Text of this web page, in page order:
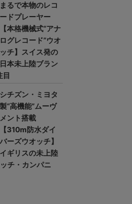
まるで本物のレコ
ードプレーヤー
【本格機械式“アナ
ログレコード”ウオ
ッチ】スイス発の
日本未上陸ブラン
シチズン・ミヨタ
製“高機能”ムーヴ
メント搭載
【310m防水ダイ
バーズウオッチ】
イギリスの未上陸
チ・カンパニ